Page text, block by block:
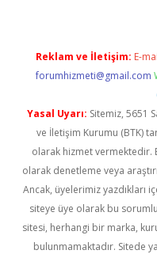
Reklam ve İletişim: E-
forumhizmeti@gmail.com
Yasal Uyarı: Sitemiz, 5651
ve İletişim Kurumu (BTK)
olarak hizmet
olarak denetleme veya
Ancak, üyelerimiz yazdıkları
siteye üye olarak bu
sitesi, herhangi bir marka,
bulunmamaktadır. Sitede